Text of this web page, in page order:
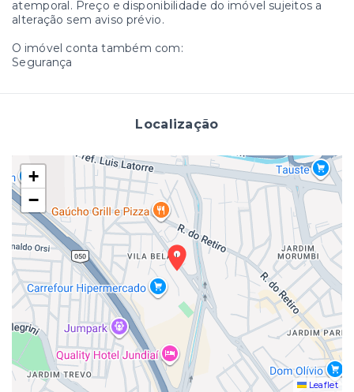
atemporal. Preço e disponibilidade do imóvel sujeitos a
alteração sem aviso prévio.
O imóvel conta também com:
Segurança
Localização
+
−
Leaflet